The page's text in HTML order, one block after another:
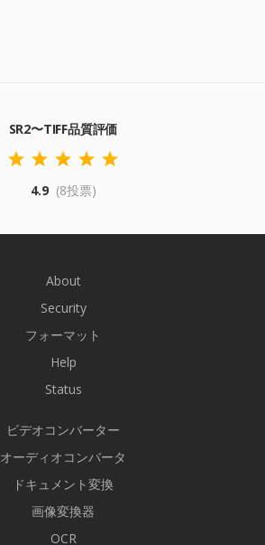
SR2〜TIFF品質評価
4.9 (8投票)
About
Security
フォーマット
Help
Status
ビデオコンバーター
オーディオコンバータ
ドキュメント変換
画像変換器
OCR